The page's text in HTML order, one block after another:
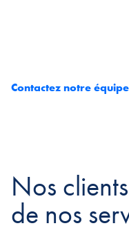
Contactez notre
Nos
de nos